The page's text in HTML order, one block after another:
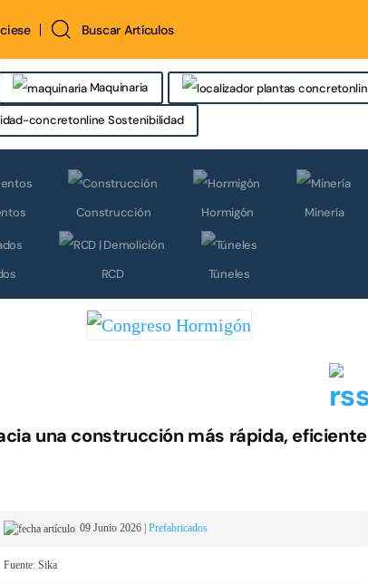
Buscar Artículos
Maquinaria
Sostenibilidad
Construcción Hormigón Minería
RCD Túneles
una construcción más rápida, eficiente
09 Junio 2026 | Prefabricados
Fuente: Sika